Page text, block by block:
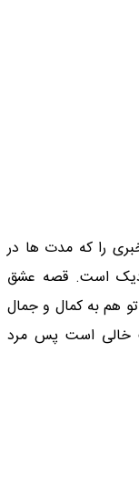
را که مدت ها در
است. قصه عشق
هم به کمال و جمال
خالی است پس مرد